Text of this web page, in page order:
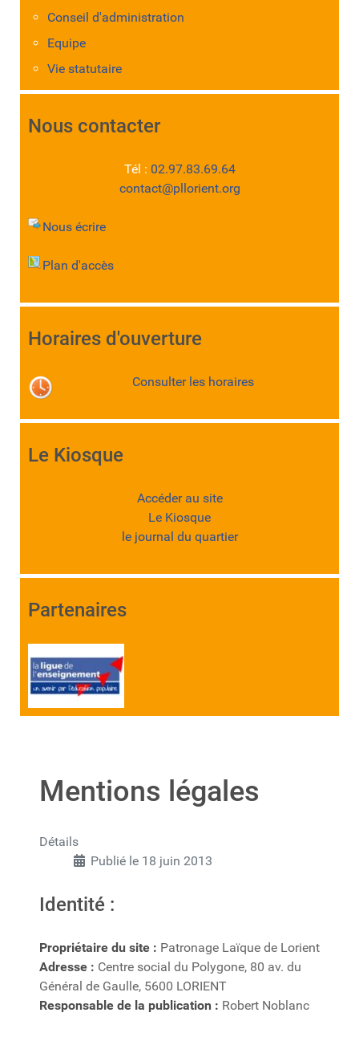
Conseil d'administration
Equipe
Vie statutaire
Nous contacter
Tél : 02.97.83.69.64
contact@pllorient.org
Nous écrire
Plan d'accès
Horaires d'ouverture
Consulter les horaires
Le Kiosque
Accéder au site
Le Kiosque
le journal du quartier
Partenaires
Mentions légales
Détails
Publié le 18 juin 2013
Identité :
Propriétaire du site : Patronage Laïque de Lorient
Adresse : Centre social du Polygone, 80 av. du
Général de Gaulle, 5600 LORIENT
Responsable de la publication : Robert Noblanc